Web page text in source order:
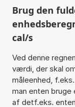
Brug den
cal/s
Ved denne
værdi, der skal
måleenhed,
man enten bruge
af detf.eks.